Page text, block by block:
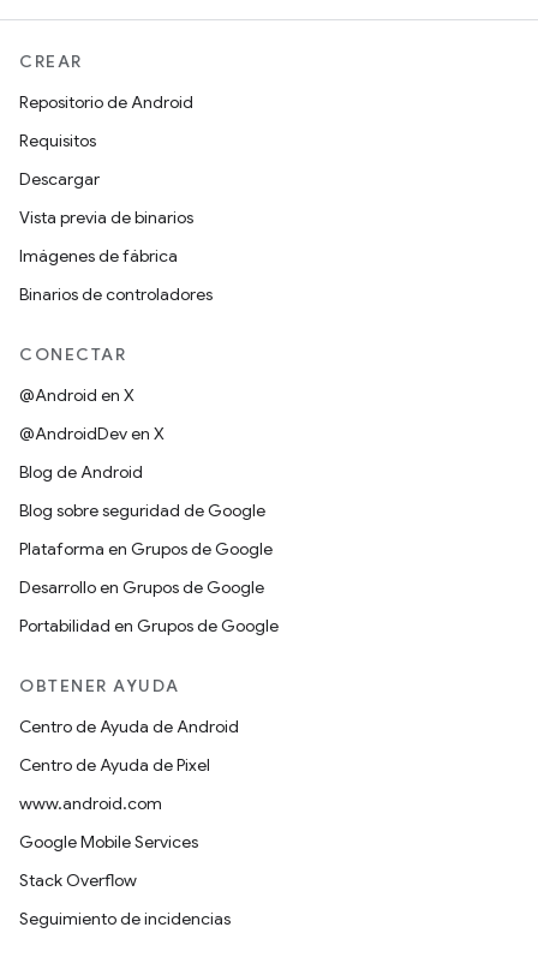
CREAR
Repositorio de Android
Requisitos
Descargar
Vista previa de binarios
Imágenes de fábrica
Binarios de controladores
CONECTAR
@Android en X
@AndroidDev en X
Blog de Android
Blog sobre seguridad de Google
Plataforma en Grupos de Google
Desarrollo en Grupos de Google
Portabilidad en Grupos de Google
OBTENER AYUDA
Centro de Ayuda de Android
Centro de Ayuda de Pixel
www.android.com
Google Mobile Services
Stack Overflow
Seguimiento de incidencias